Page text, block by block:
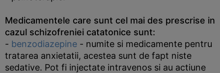
Medicamentele care sunt cel mai des prescrise in
cazul schizofreniei catatonice sunt:
- benzodiazepine - numite si medicamente pentru
tratarea anxietatii, acestea sunt de fapt niste
sedative. Pot fi injectate intravenos si au actiune